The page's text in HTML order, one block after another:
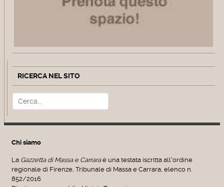
RICERCA NEL SITO
Cerca Type 2 or more characters for
Chi siamo
La Gazzetta di Massa e Carraraè una testata iscritta all'ordine
regionale di Firenze, Tribunale di Massa e Carrara, elenco n.
852/2016